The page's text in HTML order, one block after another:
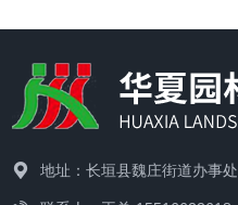
地址：长垣县魏庄街道办事处